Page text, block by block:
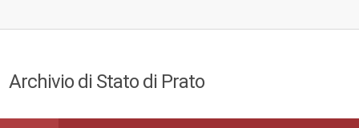
Archivio di Stato di Prato